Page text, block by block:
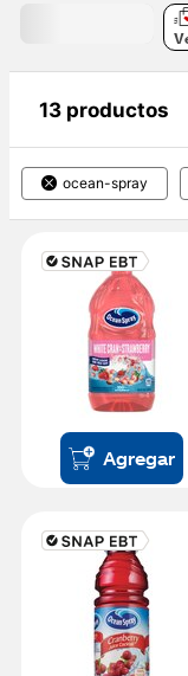
13 productos
ocean-spray
Agregar